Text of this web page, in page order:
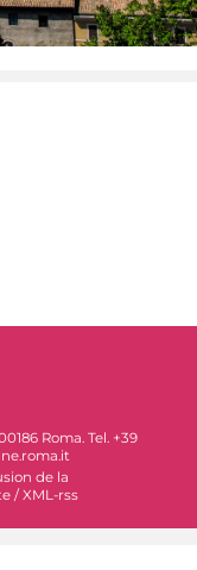
Roma. Tel. +39
de la
/XML-rss